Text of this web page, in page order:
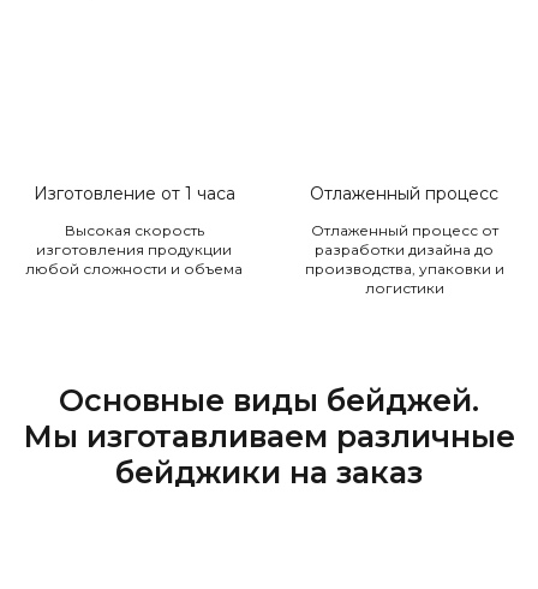
Изготовление от 1 часа
Высокая скорость
изготовления продукции
любой сложности и объема
Отлаженный процесс
Отлаженный процесс от
разработки дизайна до
производства, упаковки и
логистики
Основные виды бейджей.
Мы изготавливаем различные
бейджики на заказ